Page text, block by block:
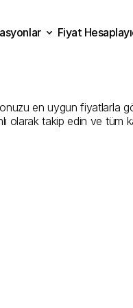
en uygun fiyatlarla
olarak takip edin ve tüm
Fiyat